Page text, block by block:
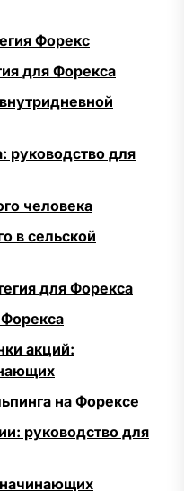
Форекс
для Форекса
руководство для
человека
в сельской
для Форекса
Форекса
акций:
на Форексе
руководство для